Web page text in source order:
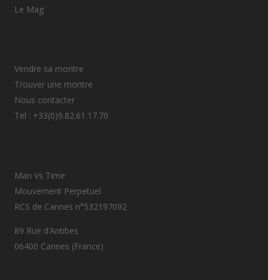
Le Mag
Vendre sa montre
Trouver une montre
Nous contacter
Tel : +33(0)9.82.61.17.70
Man Vs Time
Mouvement Perpetuel
RCS de Cannes n°532197092
89 Rue d’Antibes
06400 Cannes (France)